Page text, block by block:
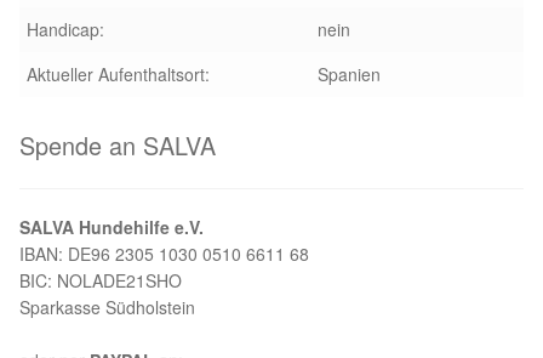
Aktion „Hilfe La Linea“
Partnertierheim in Polen
Handicap:
nein
Aktueller Aufenthaltsort:
Spanien
Spende an SALVA
SALVA Hundehilfe e.V.
IBAN: DE96 2305 1030 0510 6611 68
BIC: NOLADE21SHO
Sparkasse Südholstein